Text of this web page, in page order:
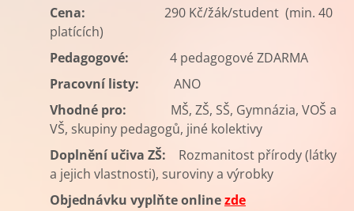
Cena:
290 Kč/žák/student (min. 40
platících)
Pedagogové:
4 pedagogové ZDARMA
Pracovní listy:
ANO
Vhodné pro:
MŠ, ZŠ, SŠ, Gymnázia, VOŠ a
VŠ, skupiny pedagogů, jiné kolektivy
Doplnění učiva ZŠ: Rozmanitost přírody (látky
a jejich vlastnosti), suroviny a výrobky
Objednávku vyplňte onlinezde